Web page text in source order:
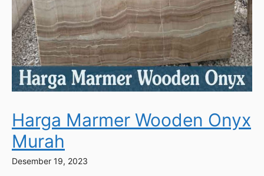
Harga Marmer Wooden Onyx
Murah
Desember 19, 2023